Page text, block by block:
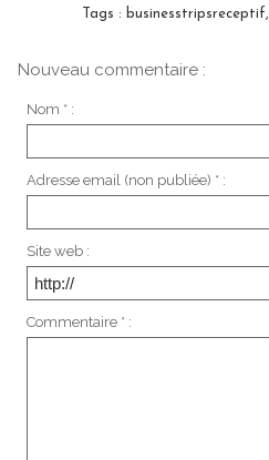
Tags : businesstripsreceptif,
Nouveau commentaire :
Nom * :
Adresse email (non publiée) * :
Site web :
Commentaire * :